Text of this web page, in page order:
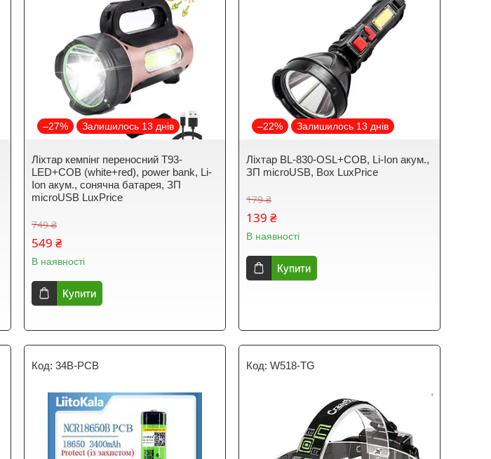
–27% Залишилось 13 днів
Ліхтар кемпінг переносний T93-
LED+COB (white+red), power bank, Li-
Ion акум., сонячна батарея, ЗП
microUSB LuxPrice
749 ₴
549 ₴
В наявності
Купити
–22% Залишилось 13 днів
Ліхтар BL-830-OSL+COB, Li-Ion акум.,
ЗП microUSB, Box LuxPrice
179 ₴
139 ₴
В наявності
Купити
34B-PCB W518-TG